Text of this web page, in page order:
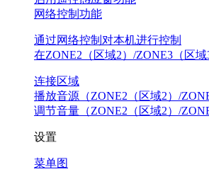
网络控制功能
通过网络控制对本机进行控制
在ZONE2（区域2）/ZONE3（区
连接区域
播放音源（ZONE2（区域2）/
调节音量（ZONE2（区域2）/
设置
菜单图